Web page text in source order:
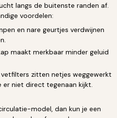
langs de buitenste randen af.
voordelen:
en nare geurtjes verdwijnen
maakt merkbaar minder geluid
zitten netjes weggewerkt
er niet direct tegenaan kijkt.
model, dan kun je een